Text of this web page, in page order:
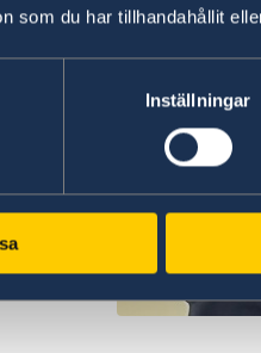
som du har tillhandahållit
Inställningar